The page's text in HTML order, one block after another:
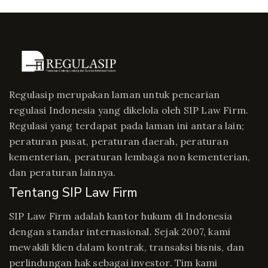
Regulasip merupakan laman untuk pencarian
regulasi Indonesia yang dikelola oleh SIP Law Firm.
Regulasi yang terdapat pada laman ini antara lain;
peraturan pusat, peraturan daerah, peraturan
kementerian, peraturan lembaga non kementerian,
dan peraturan lainnya.
Tentang SIP Law Firm
SIP Law Firm adalah kantor hukum di Indonesia
dengan standar internasional. Sejak 2007, kami
mewakili klien dalam kontrak, transaksi bisnis, dan
perlindungan hak sebagai investor. Tim kami